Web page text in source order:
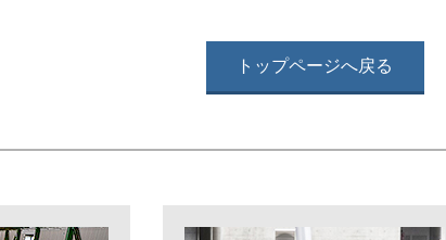
トップページへ戻る